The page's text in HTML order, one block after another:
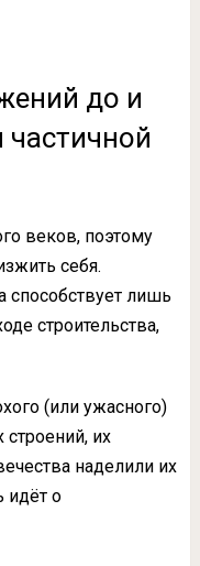
до и
частичной
веков, поэтому
себя.
способствует лишь
строительства,
(или ужасного)
их
наделили их
идёт о